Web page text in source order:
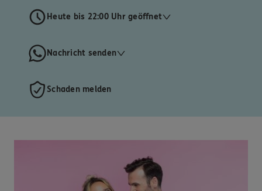
Heute bis 22:00 Uhr geöffnet
Nachricht senden
Schaden melden